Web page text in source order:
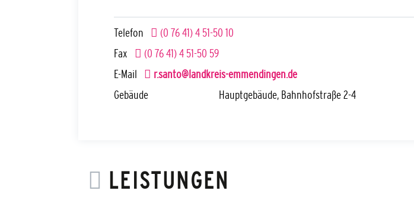
Telefon (0 76 41) 4 51-50 10
Fax
(0 76 41) 4 51-50 59
E-Mail
r.santo@landkreis-emmendingen.de
Gebäude
Hauptgebäude, Bahnhofstraße 2-4
LEISTUNGEN